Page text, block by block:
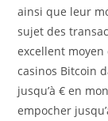
ainsi que leur
sujet des
excellent
casinos Bitcoin
jusqu’à € en
empocher